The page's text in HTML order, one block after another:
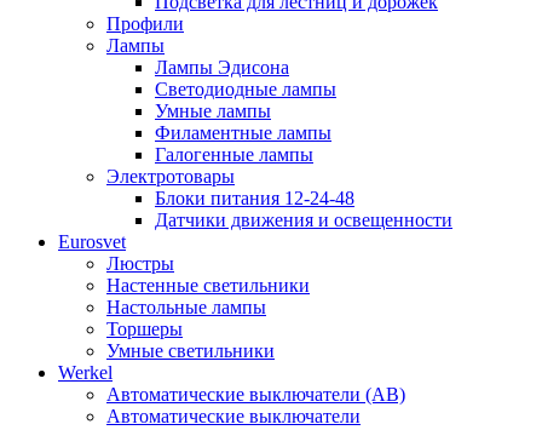
Профили
Лампы
Лампы Эдисона
Светодиодные лампы
Умные лампы
Филаментные лампы
Галогенные лампы
Электротовары
Блоки питания 12-24-48
Датчики движения и освещенности
Eurosvet
Люстры
Настенные светильники
Настольные лампы
Торшеры
Умные светильники
Werkel
Автоматические выключатели (АВ)
Автоматические выключатели